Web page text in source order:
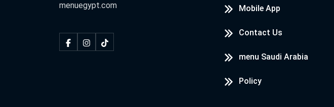
menuegypt.com
Mobile App
Contact Us
menu Saudi Arabia
Policy